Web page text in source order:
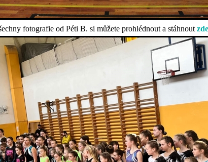
fotografie od Péti B. si můžete prohlédnout a stáhnout zde